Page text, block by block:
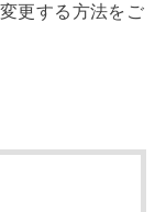
更する方法をご